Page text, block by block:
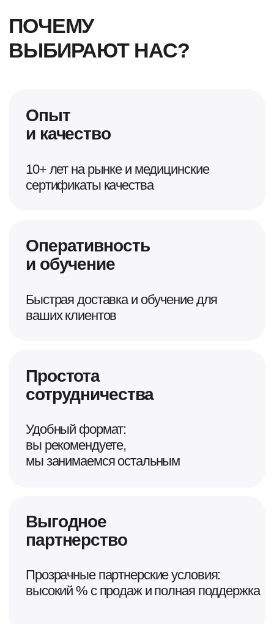
Cordus+Sacrus клиентам и
зарабатывать
ВОПРОСЫ
Мы всегда готовы ответить!
свяжется с вами для консультации
ВОПРОСЫ?
ЗАДАТЬ ВОПРОС
Для звонков
8 (800) 101-46-43